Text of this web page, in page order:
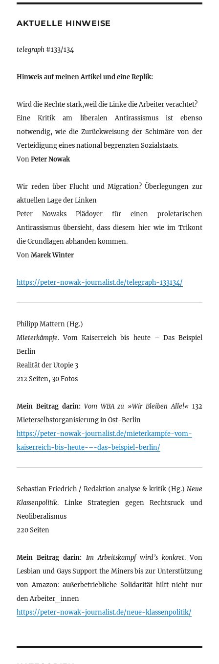
AKTUELLE HINWEISE
telegraph #133/134
Hinweis auf meinen Artikel und eine Replik:
Wird die Rechte stark,weil die Linke die Arbeiter verachtet?
Eine Kritik am liberalen Antirassismus ist ebenso
notwendig, wie die Zurückweisung der Schimäre von der
Verteidigung eines national begrenzten Sozialstaats.
VonPeter Nowak
Wir reden über Flucht und Migration? Überlegungen zur
aktuellen Lage der Linken
Peter Nowaks Plädoyer für einen proletarischen
Antirassismus übersieht, dass diesem hier wie im Trikont
die Grundlagen abhanden kommen.
VonMarek Winter
https://peter-nowak-journalist.de/telegraph-133134/
Philipp Mattern (Hg.)
Mieterkämpfe. Vom Kaiserreich bis heute – Das Beispiel
Berlin
Realität der Utopie 3
212 Seiten, 30 Fotos
Mein Beitrag darin: Vom WBA zu »Wir Bleiben Alle!« 132
Mieterselbstorganisierung in Ost-Berlin
https://peter-nowak-journalist.de/mieterkampfe-vom-
kaiserreich-bis-heute-–-das-beispiel-berlin/
Sebastian Friedrich / Redaktion analyse & kritik (Hg.) Neue
Klassenpolitik. Linke Strategien gegen Rechtsruck und
Neoliberalismus
220 Seiten
Mein Beitrag darin: Im Arbeitskampf wird’s konkret. Von
Lesbian und Gays Support the Miners bis zur Unterstützung
von Amazon: außerbetriebliche Solidarität hilft nicht nur
den Arbeiter_innen
https://peter-nowak-journalist.de/neue-klassenpolitik/